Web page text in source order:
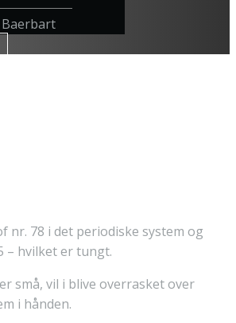
nr. 78 i det periodiske system og
– hvilket er tungt.
små, vil i blive overrasket over
i hånden.